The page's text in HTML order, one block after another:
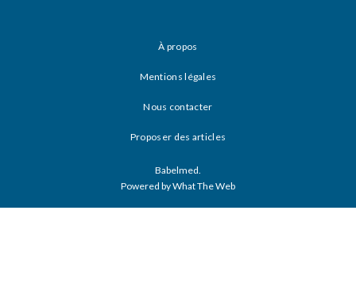
À propos
Mentions légales
Nous contacter
Proposer des articles
Babelmed.
Powered by What The Web